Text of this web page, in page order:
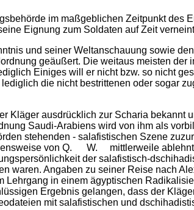
im maßgeblichen Zeitpunkt des
Eignung zum Soldaten auf Zeit
und seiner Weltanschauung sowie
geäußert. Die weitaus meisten der
Einiges will er nicht bzw. so nicht
die nicht bestrittenen oder sogar
Kläger ausdrücklich zur Scharia bekannt
Saudi-Arabiens wird von ihm als
stehenden - salafistischen Szene
von Q. W. mittlerweile
der salafistisch-
waren. Angaben zu seiner Reise nach
in einem ägyptischen
Ergebnis gelangen, dass der
mit salafistischen und